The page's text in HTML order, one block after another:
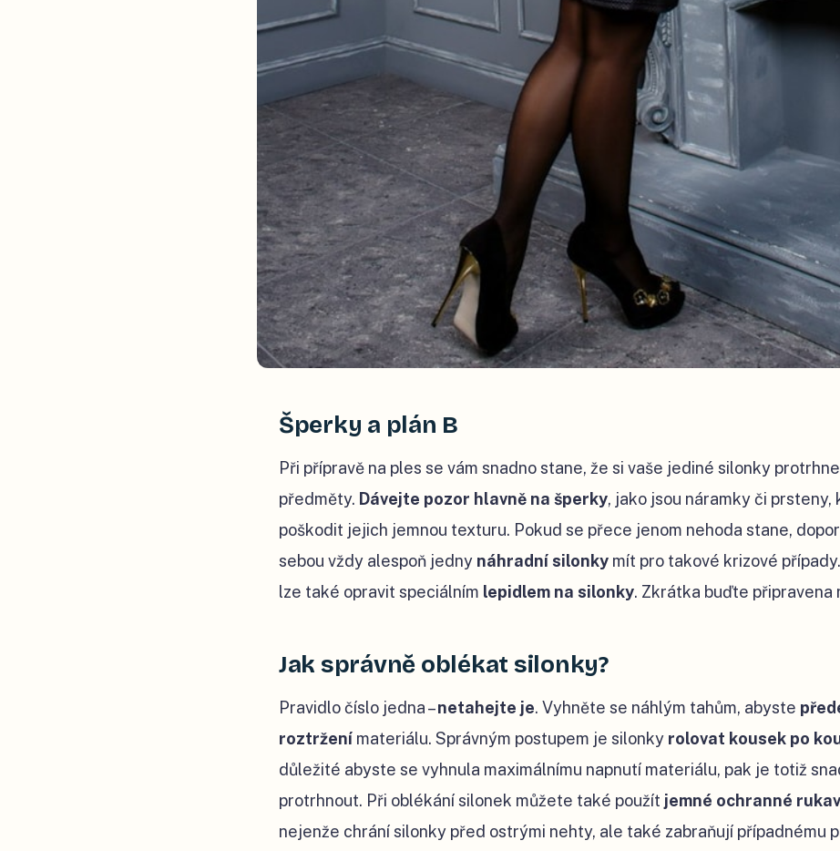
Šperky a plán B
Při přípravě na ples se vám snadno stane, že si vaše jediné silonky
předměty. Dávejte pozor hlavně na šperky, jako jsou náramky či prsteny,
poškodit jejich jemnou texturu. Pokud se přece jenom nehoda stane,
sebou vždy alespoň jedny náhradní silonky mít pro takové krizové
lze také opravit speciálním lepidlem na silonky. Zkrátka buďte připravena
Jak správně oblékat silonky?
Pravidlo číslo jedna –netahejte je. Vyhněte se náhlým tahům, abyste
roztržení materiálu. Správným postupem je silonky rolovat kousek po
důležité abyste se vyhnula maximálnímu napnutí materiálu, pak je totiž
protrhnout. Při oblékání silonek můžete také použít jemné ochranné
nejenže chrání silonky před ostrými nehty, ale také zabraňují případnému